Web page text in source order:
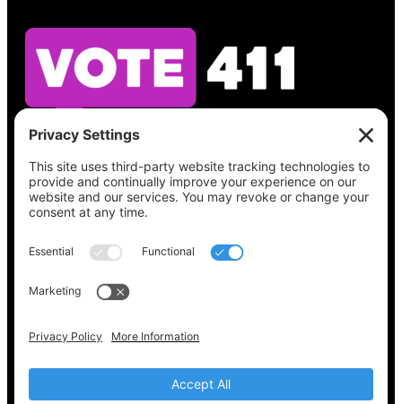
Vea lo que hay en su boleta, encuentre su
lugar de votación, verifique el estado de su
registro y obtenga toda la información
electoral que necesita enVote411.org.
Por favor no utilice:
Derechos de autor © 2022-2024 Coalición de